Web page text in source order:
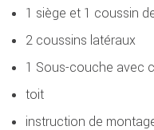
1 siège et 1 coussin
2 coussins latéraux
1 Sous-couche avec
toit
instruction de